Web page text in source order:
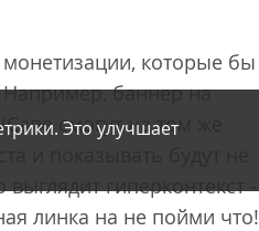
которые бы
баннер на
смогут на том же
и показывать будут не
гиперконтекст -
линка на не пойми что!
Это улучшает